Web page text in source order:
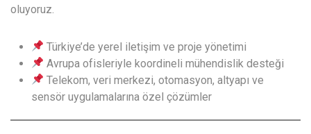
oluyoruz.
Türkiye’de yerel iletişim ve proje yönetimi
Avrupa ofisleriyle koordineli mühendislik desteği
Telekom, veri merkezi, otomasyon, altyapı ve
sensör uygulamalarına özel çözümler